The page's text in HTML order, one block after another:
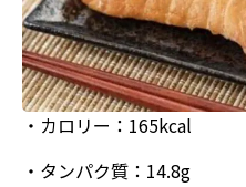
・カロリー：165kcal
・タンパク質：14.8g